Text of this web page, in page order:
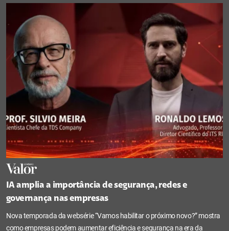
IA amplia a importância de segurança, redes e
governança nas empresas
Nova temporada da websérie “Vamos habilitar o próximo novo?” mostra
como empresas podem aumentar eficiência e segurança na era da